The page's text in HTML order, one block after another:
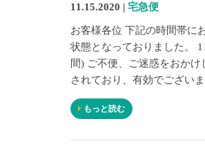
11.15.2020 | 宅急便
お客様各位 下記の時間帯に
状態となっておりました。
間) ご不便、ご迷惑をおか
されており、有効でござい
もっと読む